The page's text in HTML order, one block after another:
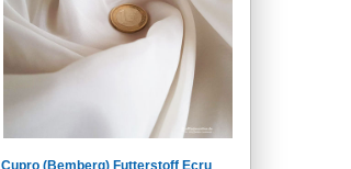
Cupro (Bemberg) Futterstoff Ecru